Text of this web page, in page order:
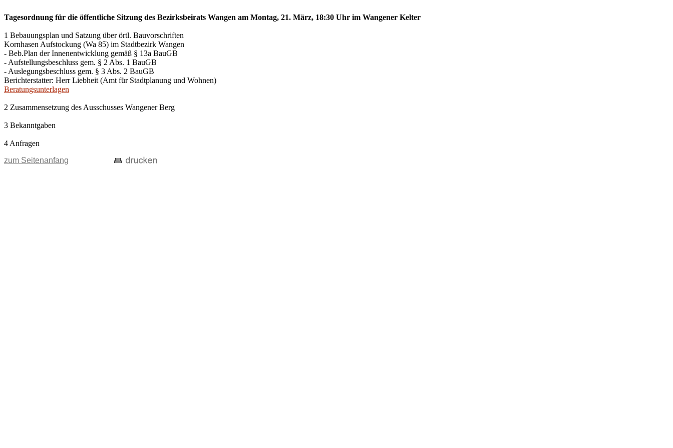
Tagesordnung für die öffentliche Sitzung des Bezirksbeirats Wangen am Montag, 21. März, 18:30 Uhr im Wangener Kelter
1 Bebauungsplan und Satzung über örtl. Bauvorschriften
Kornhasen Aufstockung (Wa 85) im Stadtbezirk Wangen
- Beb.Plan der Innenentwicklung gemäß § 13a BauGB
- Aufstellungsbeschluss gem. § 2 Abs. 1 BauGB
- Auslegungsbeschluss gem. § 3 Abs. 2 BauGB
Berichterstatter: Herr Liebheit (Amt für Stadtplanung und Wohnen)
Beratungsunterlagen
2 Zusammensetzung des Ausschusses Wangener Berg
3 Bekanntgaben
4 Anfragen
zum Seitenanfang